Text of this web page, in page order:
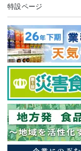
特設ページ